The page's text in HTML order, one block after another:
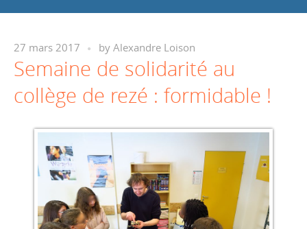
27 mars 2017 by Alexandre Loison
Semaine de solidarité au
collège de rezé : formidable !